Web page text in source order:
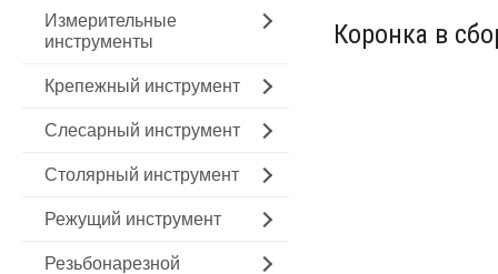
Измерительные
инструменты
Крепежный инструмент
Слесарный инструмент
Столярный инструмент
Режущий инструмент
Резьбонарезной
Коронка в